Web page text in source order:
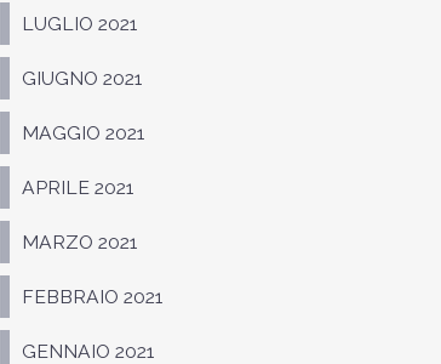
LUGLIO 2021
GIUGNO 2021
MAGGIO 2021
APRILE 2021
MARZO 2021
FEBBRAIO 2021
GENNAIO 2021